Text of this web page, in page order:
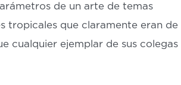
de un arte de temas
tropicales que claramente eran de
cualquier ejemplar de sus colegas